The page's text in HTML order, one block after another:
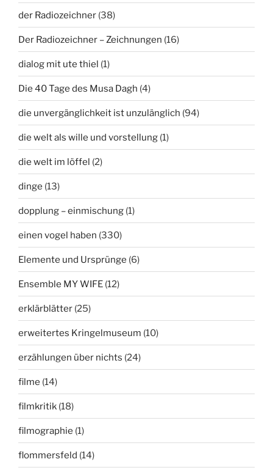
der Radiozeichner (38)
Der Radiozeichner – Zeichnungen (16)
dialog mit ute thiel (1)
Die 40 Tage des Musa Dagh (4)
die unvergänglichkeit ist unzulänglich (94)
die welt als wille und vorstellung (1)
die welt im löffel (2)
dinge (13)
dopplung – einmischung (1)
einen vogel haben (330)
Elemente und Ursprünge (6)
Ensemble MY WIFE (12)
erklärblätter (25)
erweitertes Kringelmuseum (10)
erzählungen über nichts (24)
filme (14)
filmkritik (18)
filmographie (1)
flommersfeld (14)